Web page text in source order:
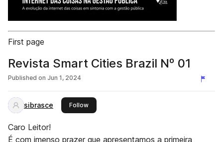
First page
Revista Smart Cities Brazil Nº 01
Published on Jun 1, 2024
sibrasce Followthis publisher
Caro Leitor!
É com imenso prazer que apresentamos a primeira